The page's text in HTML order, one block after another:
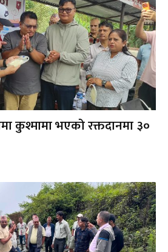
कुश्मामा भएको रक्तदानमा ३०